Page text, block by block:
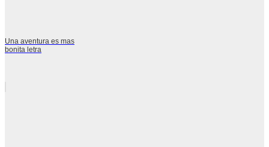
Una aventura es mas
bonita letra